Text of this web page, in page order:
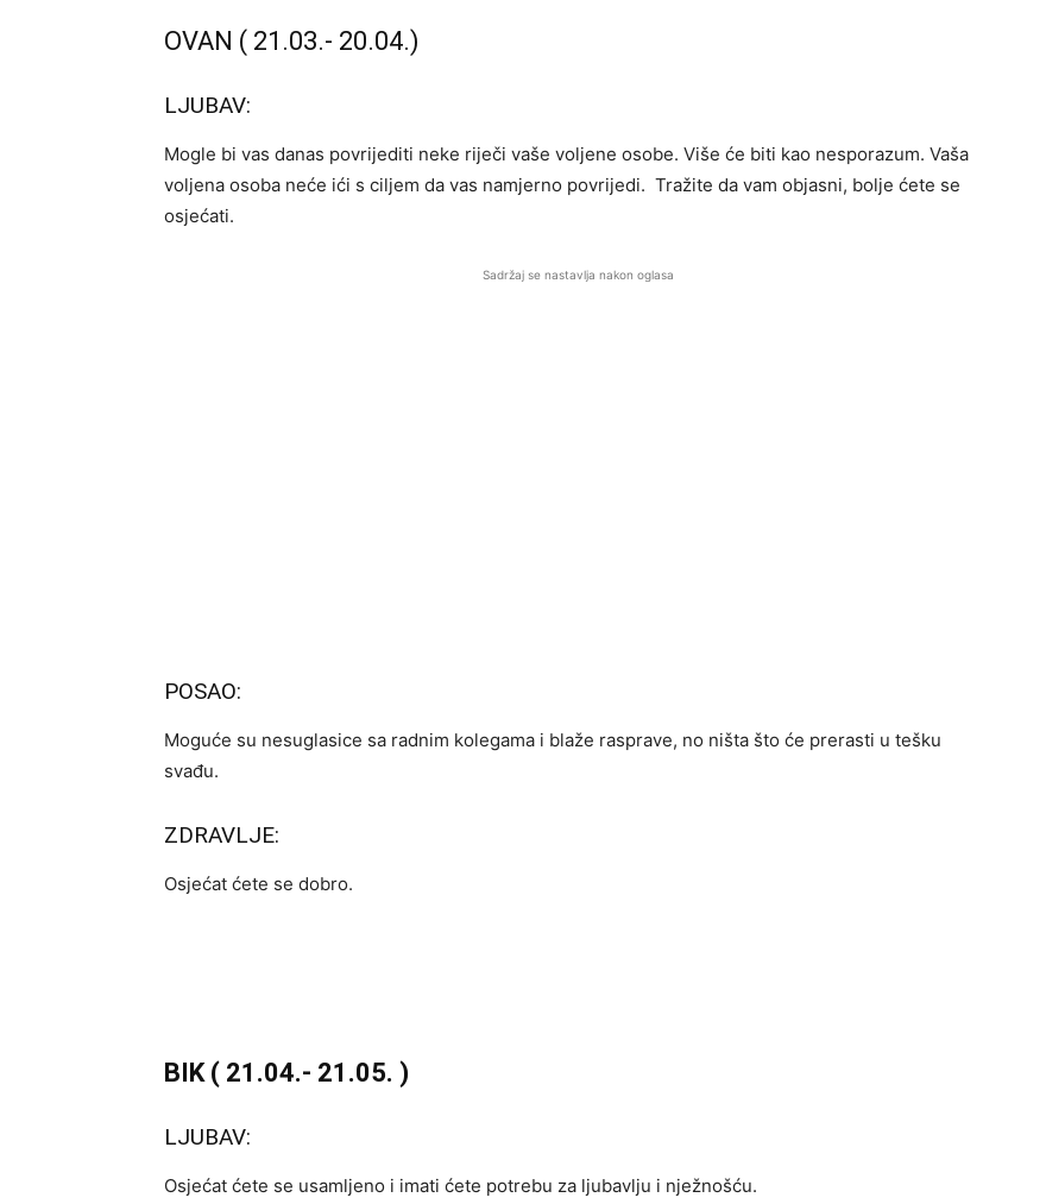
OVAN ( 21.03.- 20.04.)
LJUBAV:
Mogle bi vas danas povrijediti neke riječi vaše voljene osobe. Više će biti kao nesporazum. Vaša
voljena osoba neće ići s ciljem da vas namjerno povrijedi. Tražite da vam objasni, bolje ćete se
osjećati.
Sadržaj se nastavlja nakon oglasa
POSAO:
Moguće su nesuglasice sa radnim kolegama i blaže rasprave, no ništa što će prerasti u tešku
svađu.
ZDRAVLJE:
Osjećat ćete se dobro.
BIK ( 21.04.- 21.05. )
LJUBAV:
Osjećat ćete se usamljeno i imati ćete potrebu za ljubavlju i nježnošću.